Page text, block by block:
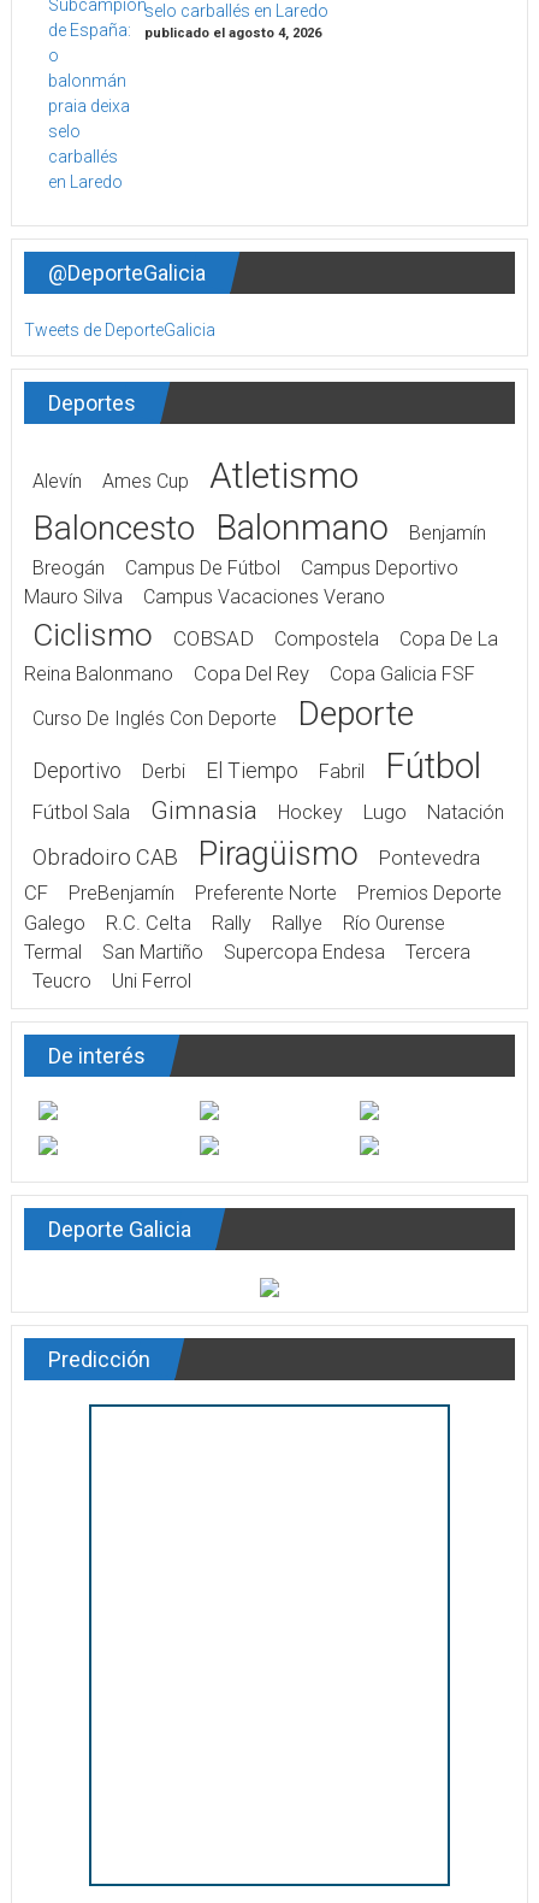
selo carballés en Laredo
publicado el agosto 4, 2026
@DeporteGalicia
Tweets de DeporteGalicia
Deportes
Alevín Ames Cup Atletismo
Baloncesto Balonmano
Benjamín
Breogán
Campus De Fútbol
Campus Deportivo
Mauro Silva
Campus Vacaciones Verano
Ciclismo COBSAD Compostela
Copa De La
Reina Balonmano
Copa Del Rey
Copa Galicia FSF
Curso De Inglés Con Deporte
Deporte
Deportivo Derbi El Tiempo Fabril Fútbol
Fútbol Sala Gimnasia Hockey Lugo Natación
Obradoiro CAB Piragüismo
Pontevedra
CF
PreBenjamín Preferente Norte
Premios Deporte
Galego
R.C. Celta Rally Rallye
Río Ourense
Termal
San Martiño Supercopa Endesa
Tercera
Teucro
Uni Ferrol
De interés
Deporte Galicia
Predicción